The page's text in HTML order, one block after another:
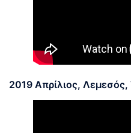
2019 Απρίλιος,